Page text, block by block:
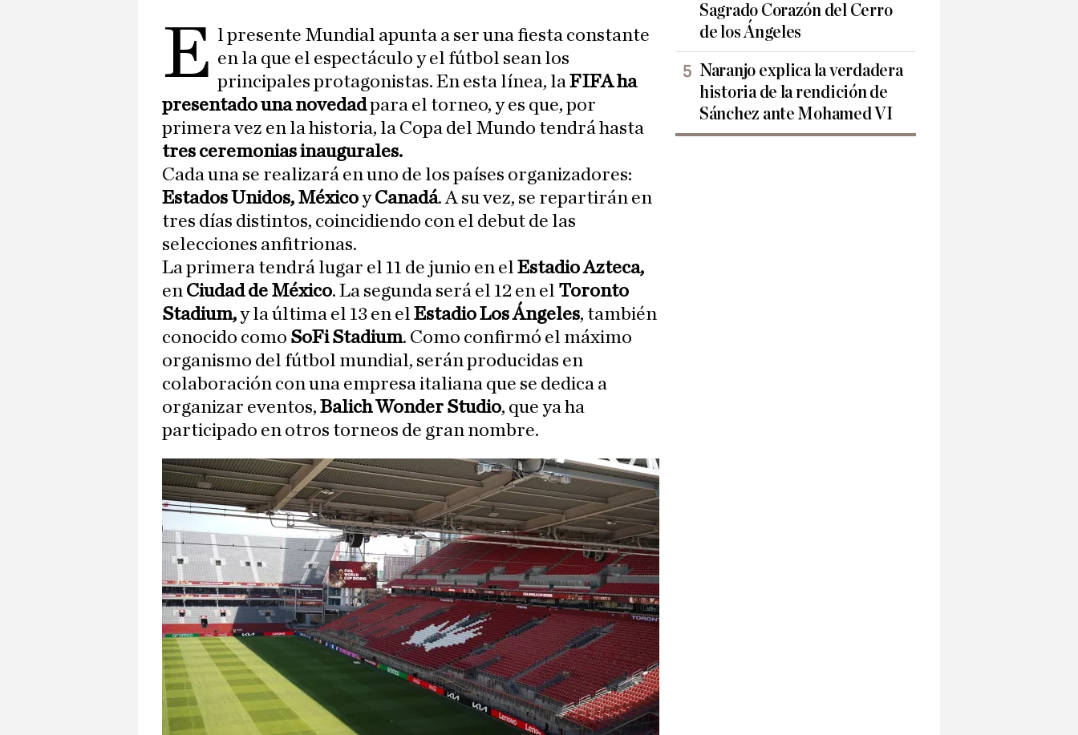
E l presente Mundial apunta a ser una fiesta constante
en la que el espectáculo y el fútbol sean los
principales protagonistas. En esta línea, laFIFA ha
presentado una novedadpara el torneo, y es que, por
primera vez en la historia, la Copa del Mundo tendrá hasta
tres ceremonias inaugurales.
Cada una se realizará en uno de los países organizadores:
Estados Unidos, MéxicoyCanadá. A su vez, se repartirán en
tres días distintos, coincidiendo con el debut de las
selecciones anfitrionas.
La primera tendrá lugar el 11 de junio en el Estadio Azteca,
en Ciudad de México. La segunda será el 12 en el Toronto
Stadium,y la última el 13 en el Estadio Los Ángeles, también
conocido como SoFi Stadium. Como confirmó el máximo
organismo del fútbol mundial, serán producidas en
colaboración con una empresa italiana que se dedica a
organizar eventos, Balich Wonder Studio, que ya ha
participado en otros torneos de gran nombre.
Sagrado Corazón del Cerro
de los Ángeles
Naranjo explica la verdadera
historia de la rendición de
Sánchez ante Mohamed VI